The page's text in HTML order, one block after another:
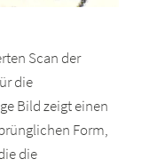
Scan der
die
Bild zeigt einen
Form,
die